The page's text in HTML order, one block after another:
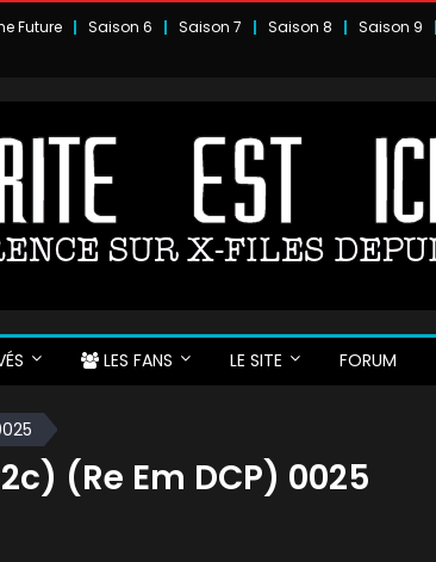
Future Saison 6 Saison 7 Saison 8 Saison 9
LES FANS LE SITE FORUM
(Re Em DCP) 0025